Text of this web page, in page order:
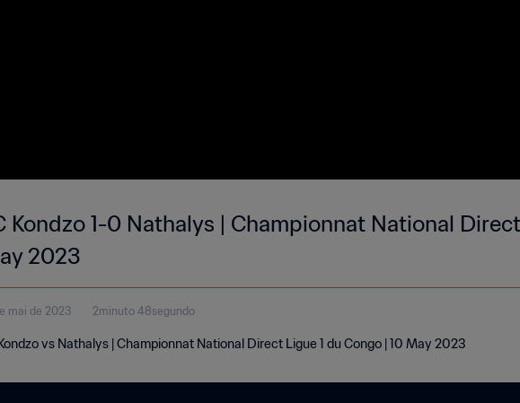
Kondzo 1-0 Nathalys | Championnat National
2023
mai de 2023 2minuto 48segundo
vs Nathalys | Championnat National Direct Ligue 1 du Congo | 10 May 2023